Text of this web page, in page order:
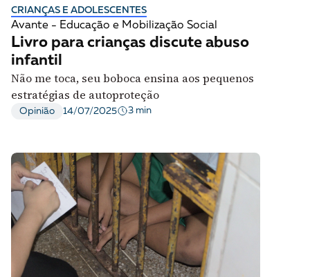
CRIANÇAS E ADOLESCENTES
Avante - Educação e Mobilização Social
Livro para crianças discute abuso
infantil
Não me toca, seu boboca ensina aos pequenos
estratégias de autoproteção
Opinião 14/07/2025 3 min